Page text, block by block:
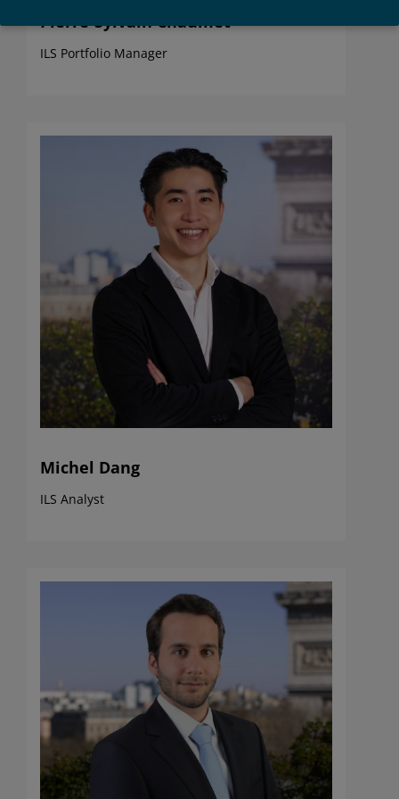
Pierre-Sylvain Chaumet
ILS Portfolio Manager
Michel Dang
ILS Analyst
de SCOR Investment Partners SE.
Par l’utilisation de ce site internet, je reconnais être un
n’accède ni au site, ni à aucune page de celui-ci.